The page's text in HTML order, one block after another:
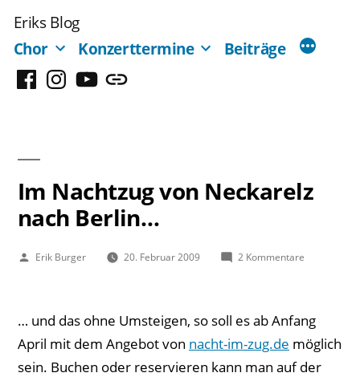
Inhalt
springen
Eriks Blog
Chor
Konzerttermine Beiträge
FacebookInstagram
YouTubeMastodon
Im Nachtzug von Neckarelz
nach Berlin…
Veröffentlicht
Erik Burger 20. Februar 2009 2 Kommentarezu
Neckarelz
nach
Berlin…
… und das ohne Umsteigen, so soll es ab Anfang
April mit dem Angebot von nacht-im-zug.de möglich
sein. Buchen oder reservieren kann man auf der